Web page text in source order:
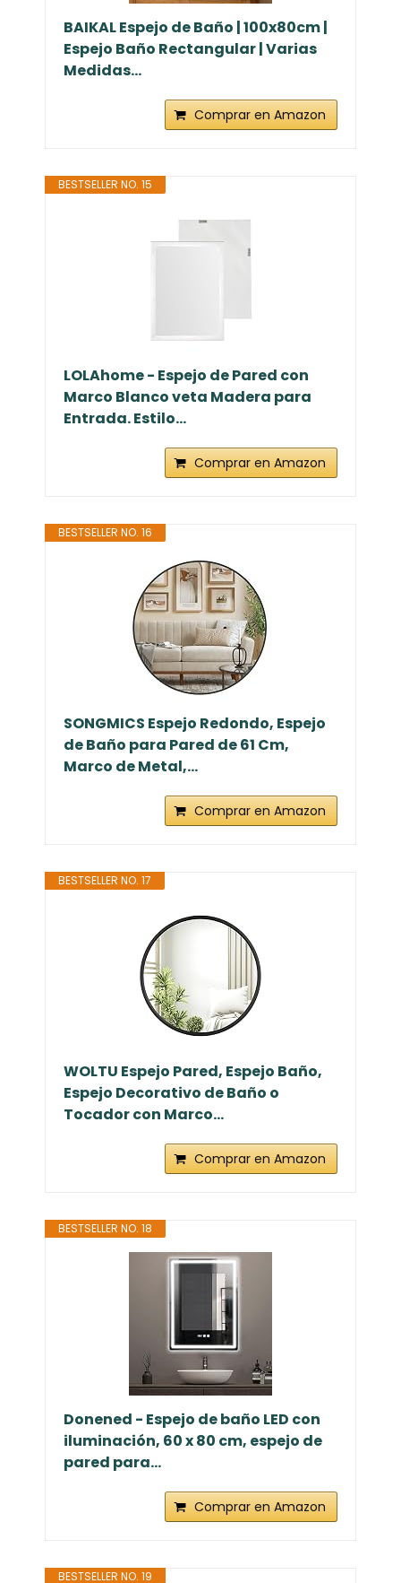
BAIKAL Espejo de Baño | 100x80cm |
Espejo Baño Rectangular | Varias
Medidas...
Comprar en Amazon
BESTSELLER NO. 15
LOLAhome - Espejo de Pared con
Marco Blanco veta Madera para
Entrada. Estilo...
Comprar en Amazon
BESTSELLER NO. 16
SONGMICS Espejo Redondo, Espejo
de Baño para Pared de 61 Cm,
Marco de Metal,...
Comprar en Amazon
BESTSELLER NO. 17
WOLTU Espejo Pared, Espejo Baño,
Espejo Decorativo de Baño o
Tocador con Marco...
Comprar en Amazon
BESTSELLER NO. 18
Donened - Espejo de baño LED con
iluminación, 60 x 80 cm, espejo de
pared para...
Comprar en Amazon
BESTSELLER NO. 19